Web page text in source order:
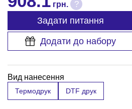
грн. ?
Задати питання
Додати до набору
Вид нанесення
Термодрук DTF друк